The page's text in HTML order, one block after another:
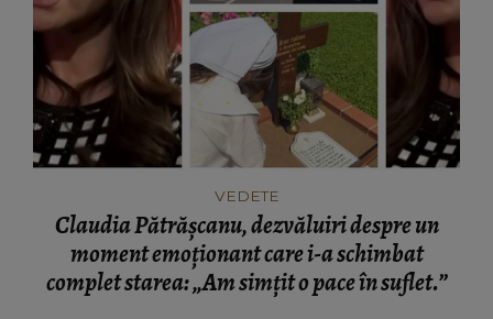
VEDETE
Claudia Pătrășcanu, dezvăluiri despre un
moment emoționant care i-a schimbat
complet starea: „Am simțit o pace în suflet.”